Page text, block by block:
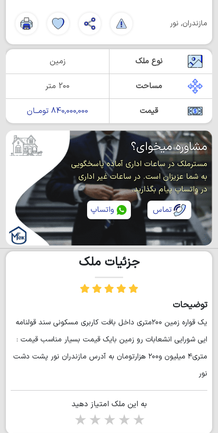
مازندران, نور
نوع ملک زمین
مساحت 200 متر
قیمت 840,000,000 تومــان
مشاوره میخوای؟
مسترملک در ساعات اداری آماده پاسخگویی
به شما عزیزان است. در ساعات غیر اداری
در واتساپ پیام بگذارید.
تماس
واتساپ
جزئیات ملک
توضیحات
یک قواره زمین ۲۰۰متری داخل بافت کاربری مسکونی سند قولنامه
ایی شورایی انشعابات رو زمین بایک قیمت بسیار مناسب قیمت :
متری۴ میلیون و۲۰۰ هزارتومان به آدرس مازندران نور پشت دشت
نور
به این ملک امتیاز دهید
5 stars
4 stars
3 stars
2 stars